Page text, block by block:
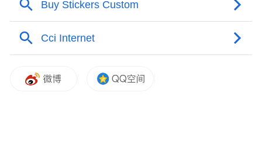
建成12个游园、15个体育场及11公里健身步
集团统一规划建设、托底运营新市场，投入